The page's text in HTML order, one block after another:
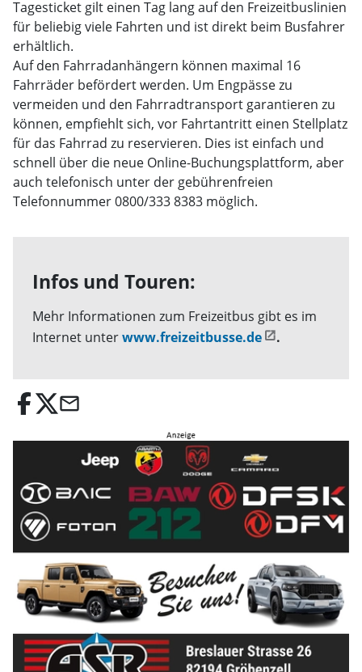
Tagesticket gilt einen Tag lang auf den Freizeitbuslinien
für beliebig viele Fahrten und ist direkt beim Busfahrer
erhältlich.
Auf den Fahrradanhängern können maximal 16
Fahrräder befördert werden. Um Engpässe zu
vermeiden und den Fahrradtransport garantieren zu
können, empfiehlt sich, vor Fahrtantritt einen Stellplatz
für das Fahrrad zu reservieren. Dies ist einfach und
schnell über die neue Online-Buchungsplattform, aber
auch telefonisch unter der gebührenfreien
Telefonnummer 0800/333 8383 möglich.
Infos und Touren:
Mehr Informationen zum Freizeitbus gibt es im
Internet unterwww.freizeitbusse.de .
email